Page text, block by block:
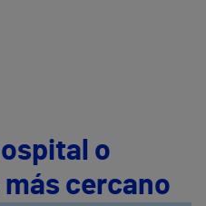
o
cercano